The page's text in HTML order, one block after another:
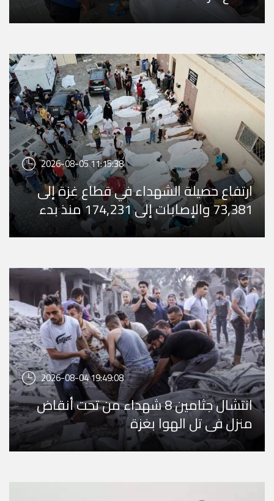
2026-08-05 11:15:38
ارتفاع حصيلة الشهداء في قطاع غزة إلى
73,381 والإصابات إلى 174,231 منذ بدء
العدوان
2026-08-04 19:49:08
انتشال جثامين 8 شهداء من تحت أنقاض
منزل في تل الهوا بغزة